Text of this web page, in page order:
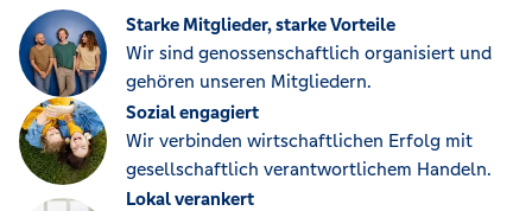
Starke Mitglieder, starke Vorteile
Wir sind genossenschaftlich organisiert und
gehören unseren Mitgliedern.
Sozial engagiert
Wir verbinden wirtschaftlichen Erfolg mit
gesellschaftlich verantwortlichem Handeln.
Lokal verankert